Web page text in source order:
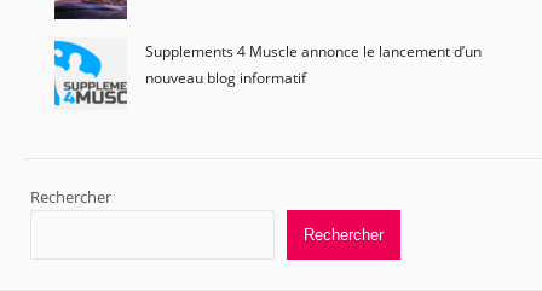
Supplements 4 Muscle annonce le lancement d’un
nouveau blog informatif
Rechercher
Rechercher